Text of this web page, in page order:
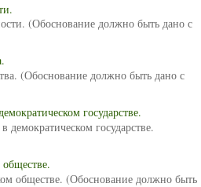
(Обоснование должно быть дано с
(Обоснование должно быть дано с
государстве.
государстве.
обществе. (Обоснование должно быть